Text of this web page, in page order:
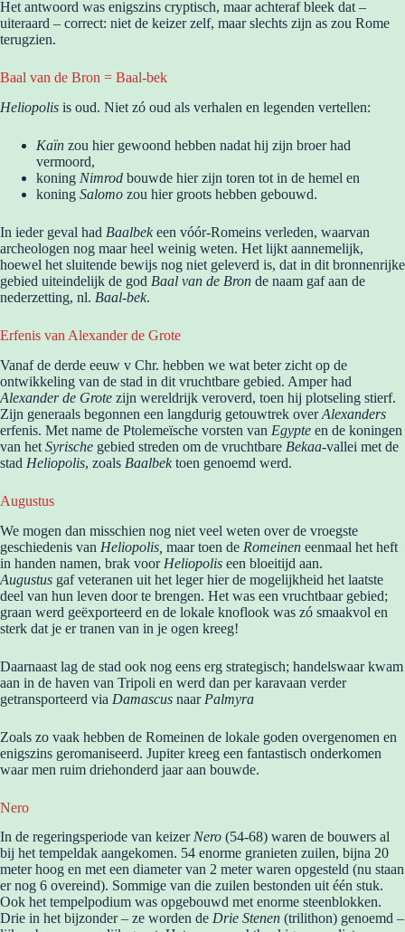
Het antwoord was enigszins cryptisch, maar achteraf bleek dat –
uiteraard – correct: niet de keizer zelf, maar slechts zijn as zou Rome
terugzien.
Baal van de Bron = Baal-bek
Heliopolis is oud. Niet zó oud als verhalen en legenden vertellen:
Kaïn zou hier gewoond hebben nadat hij zijn broer had
vermoord,
koning Nimrod bouwde hier zijn toren tot in de hemel en
koning Salomo zou hier groots hebben gebouwd.
In ieder geval had Baalbek een vóór-Romeins verleden, waarvan
archeologen nog maar heel weinig weten. Het lijkt aannemelijk,
hoewel het sluitende bewijs nog niet geleverd is, dat in dit bronnenrijke
gebied uiteindelijk de god Baal van de Bron de naam gaf aan de
nederzetting, nl. Baal-bek.
Erfenis van Alexander de Grote
Vanaf de derde eeuw v Chr. hebben we wat beter zicht op de
ontwikkeling van de stad in dit vruchtbare gebied. Amper had
Alexander de Grote zijn wereldrijk veroverd, toen hij plotseling stierf.
Zijn generaals begonnen een langdurig getouwtrek overAlexanders
erfenis. Met name de Ptolemeïsche vorsten van Egypte en de koningen
van het Syrische gebied streden om de vruchtbare Bekaa-vallei met de
stad Heliopolis, zoals Baalbek toen genoemd werd.
Augustus
We mogen dan misschien nog niet veel weten over de vroegste
geschiedenis van Heliopolis, maar toen de Romeinen eenmaal het heft
in handen namen, brak voor Heliopolis een bloeitijd aan.
Augustus gaf veteranen uit het leger hier de mogelijkheid het laatste
deel van hun leven door te brengen. Het was een vruchtbaar gebied;
graan werd geëxporteerd en de lokale knoflook was zó smaakvol en
sterk dat je er tranen van in je ogen kreeg!
Daarnaast lag de stad ook nog eens erg strategisch; handelswaar kwam
aan in de haven van Tripoli en werd dan per karavaan verder
getransporteerd via Damascus naar Palmyra
Zoals zo vaak hebben de Romeinen de lokale goden overgenomen en
enigszins geromaniseerd. Jupiter kreeg een fantastisch onderkomen
waar men ruim driehonderd jaar aan bouwde.
Nero
In de regeringsperiode van keizerNero (54-68) waren de bouwers al
bij het tempeldak aangekomen. 54 enorme granieten zuilen, bijna 20
meter hoog en met een diameter van 2 meter waren opgesteld (nu staan
er nog 6 overeind). Sommige van die zuilen bestonden uit één stuk.
Ook het tempelpodium was opgebouwd met enorme steenblokken.
Drie in het bijzonder – ze worden de Drie Stenen (trilithon) genoemd –